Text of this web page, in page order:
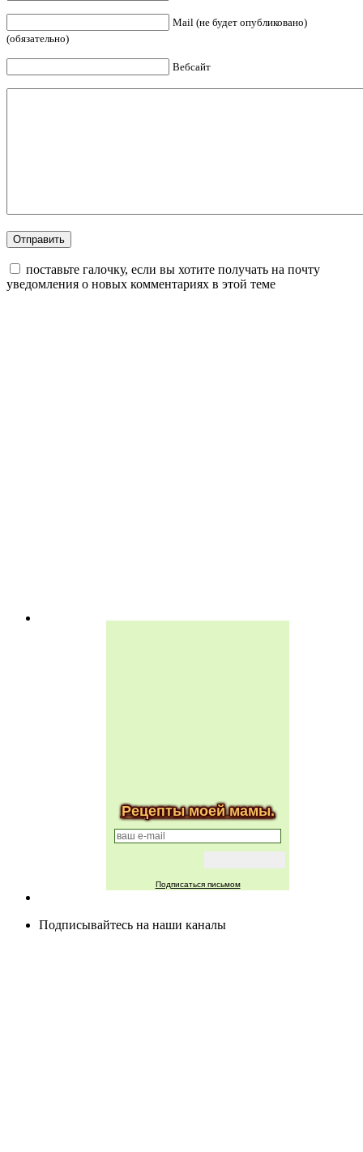
Mail (не будет опубликовано)
(обязательно)
Вебсайт
поставьте галочку, если вы хотите получать на почту
уведомления о новых комментариях в этой теме
Рецепты моей мамы.
Подписаться письмом
Подписывайтесь на наши каналы